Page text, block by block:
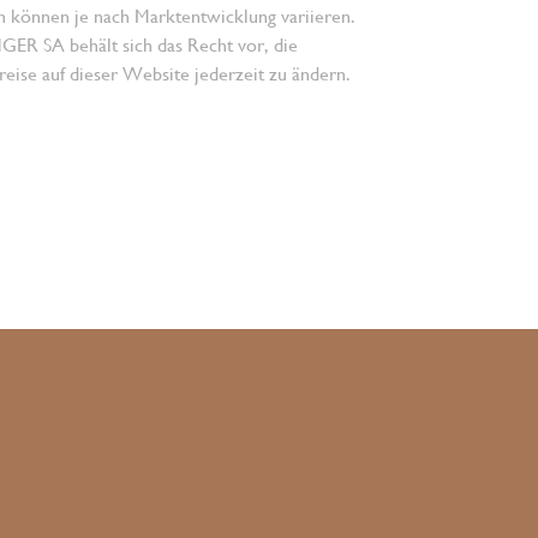
können je nach Marktentwicklung variieren.
SA behält sich das Recht vor, die
auf dieser Website jederzeit zu ändern.